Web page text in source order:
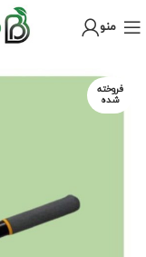
منو
فروخته
شده